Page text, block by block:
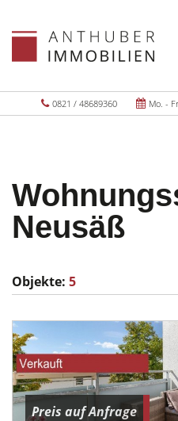
0821 / 48689360 Mo. -
Neusäß
Objekte: 5
Preis auf Anfrage